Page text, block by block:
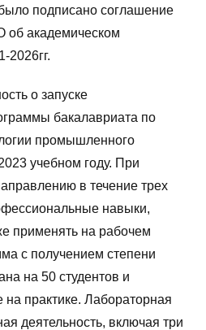
подписано соглашение
академическом
2026гг.
о запуске
бакалавриата по
промышленного
учебном году. При
в течение трех
навыки,
применять на рабочем
с получением степени
на 50 студентов и
на практике. Лабораторная
деятельность, включая три